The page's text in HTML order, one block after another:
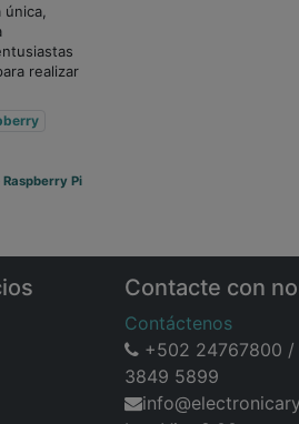
realizar
Raspberry Pi
Contacte con
Contáctenos
+502 24767800
3849 5899